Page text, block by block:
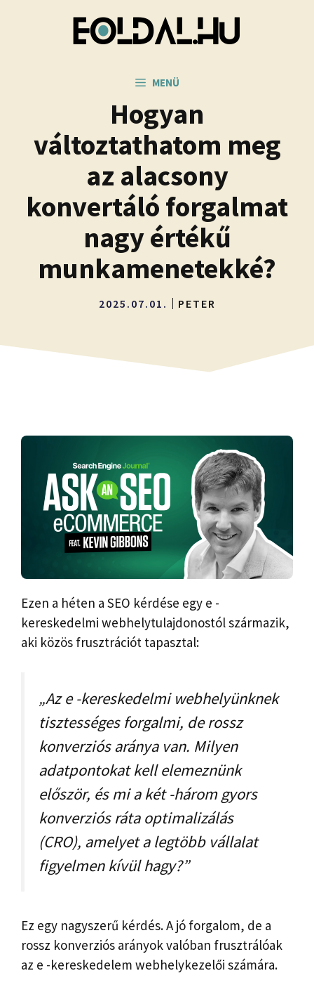
MENÜ
Hogyan
változtathatom meg
az alacsony
konvertáló forgalmat
nagy értékű
munkamenetekké?
2025.07.01. PETER
Ezen a héten a SEO kérdése egy e -
kereskedelmi webhelytulajdonostól származik,
aki közös frusztrációt tapasztal:
„Az e -kereskedelmi webhelyünknek
tisztességes forgalmi, de rossz
konverziós aránya van. Milyen
adatpontokat kell elemeznünk
először, és mi a két -három gyors
konverziós ráta optimalizálás
(CRO), amelyet a legtöbb vállalat
figyelmen kívül hagy?”
Ez egy nagyszerű kérdés. A jó forgalom, de a
rossz konverziós arányok valóban frusztrálóak
az e -kereskedelem webhelykezelői számára.